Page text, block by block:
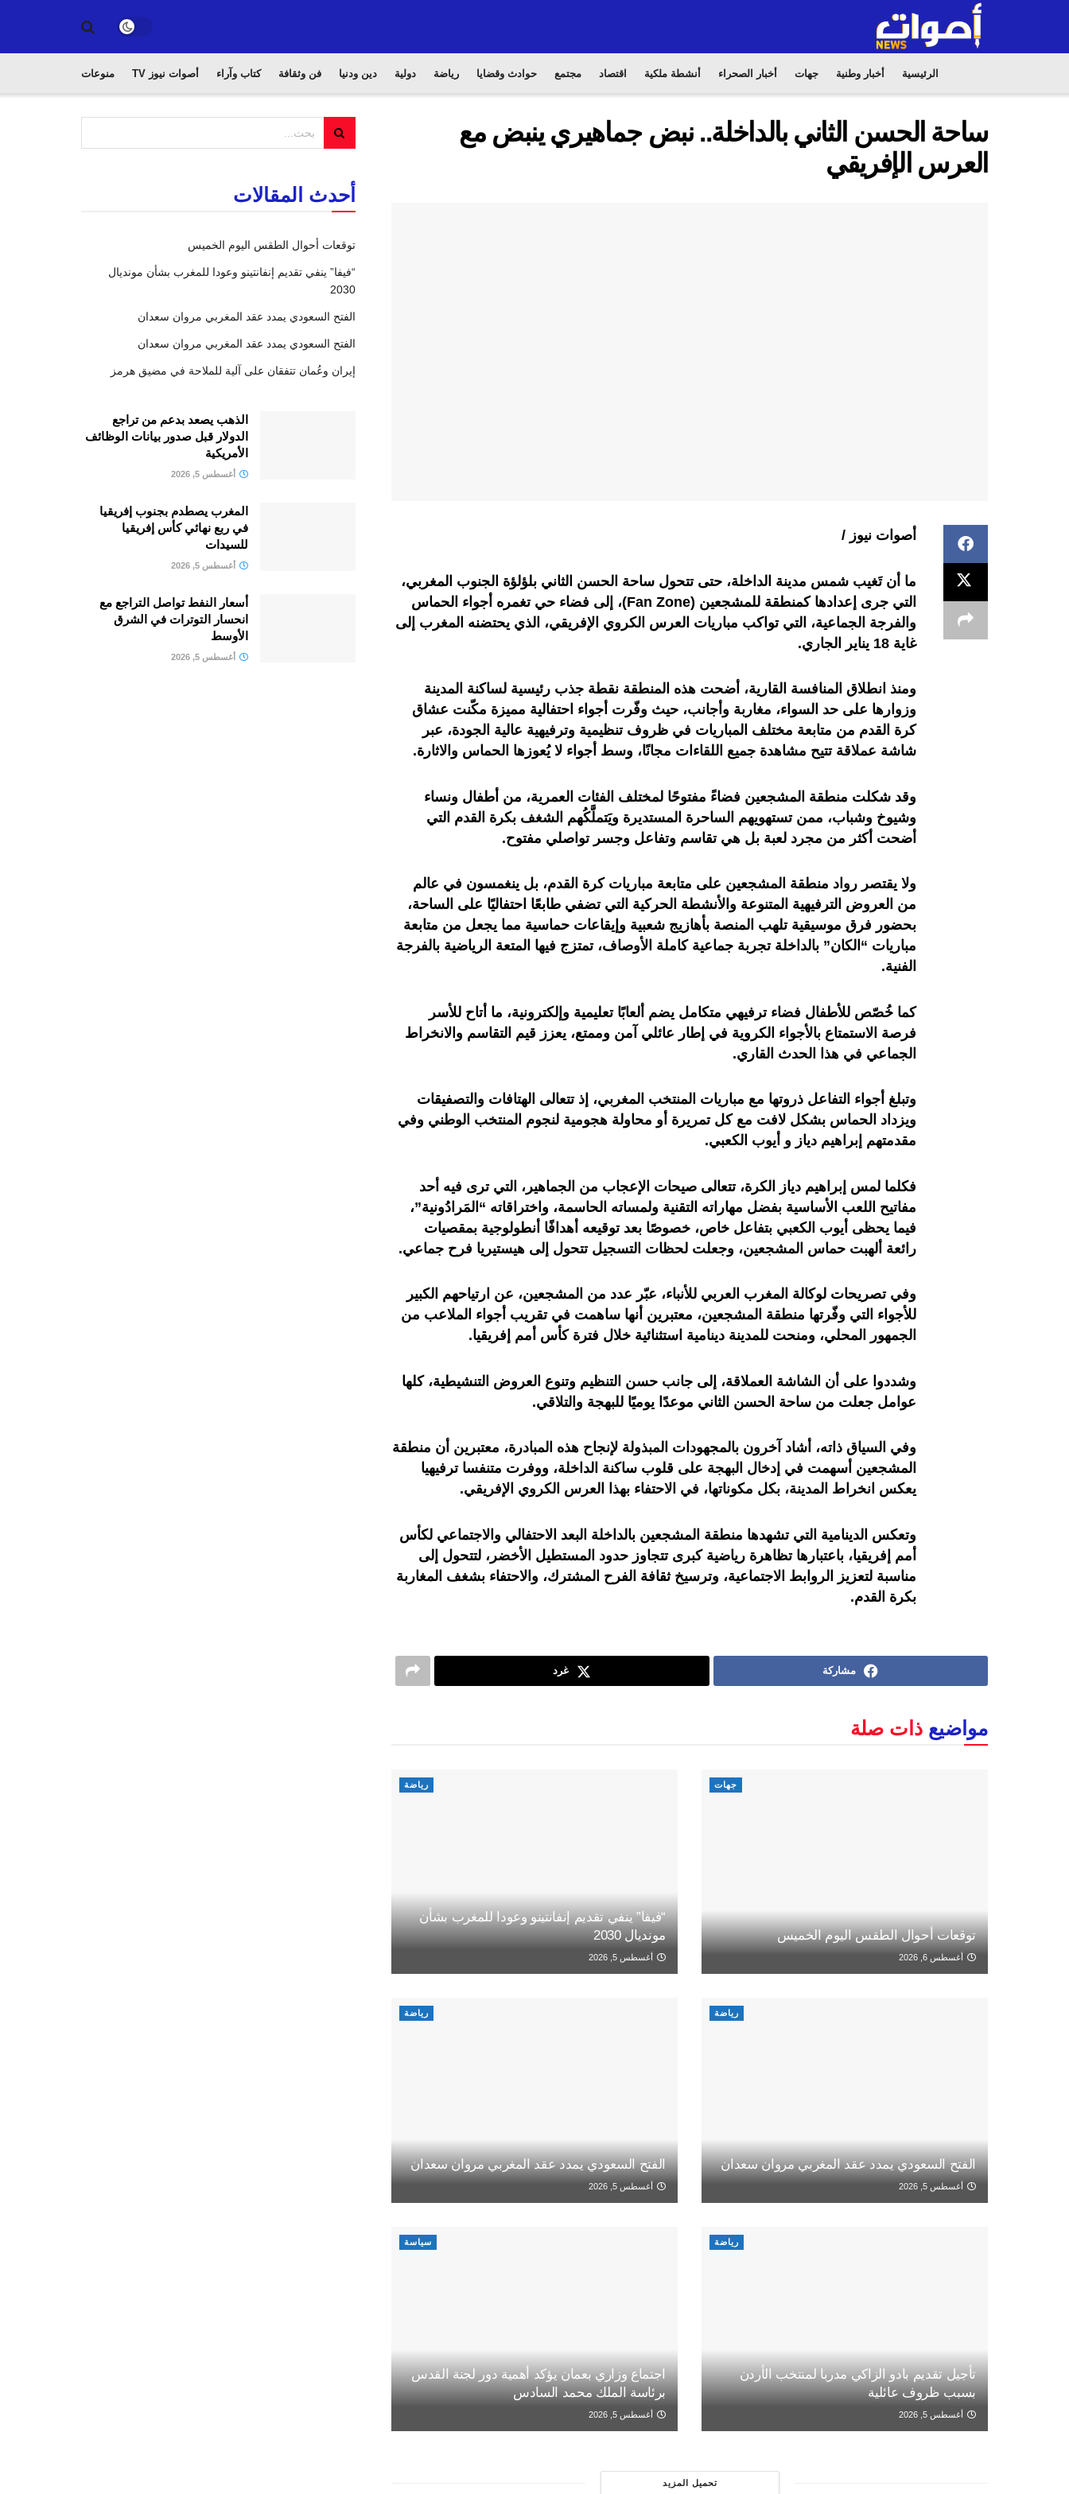
الرئيسية أخبار وطنية جهات أخبار الصحراء أنشطة ملكية اقتصاد مجتمع حوادث وقضايا رياضة دولية دين ودنيا فن وثقافة كتاب وآراء أصوات نيوز TV منوعات
ساحة الحسن الثاني بالداخلة.. نبض جماهيري ينبض مع
العرس الإفريقي
أصوات نيوز /
ما أن تَغيب شمس مدينة الداخلة، حتى تتحول ساحة الحسن الثاني بلؤلؤة الجنوب المغربي،
التي جرى إعدادها كمنطقة للمشجعين (Fan Zone)، إلى فضاء حي تغمره أجواء الحماس
والفرجة الجماعية، التي تواكب مباريات العرس الكروي الإفريقي، الذي يحتضنه المغرب إلى
غاية 18 يناير الجاري.
ومنذ انطلاق المنافسة القارية، أضحت هذه المنطقة نقطة جذب رئيسية لساكنة المدينة
وزوارها على حد السواء، مغاربة وأجانب، حيث وفّرت أجواء احتفالية مميزة مكّنت عشاق
كرة القدم من متابعة مختلف المباريات في ظروف تنظيمية وترفيهية عالية الجودة، عبر
شاشة عملاقة تتيح مشاهدة جميع اللقاءات مجانًا، وسط أجواء لا يُعوزها الحماس والاثارة.
وقد شكلت منطقة المشجعين فضاءً مفتوحًا لمختلف الفئات العمرية، من أطفال ونساء
وشيوخ وشباب، ممن تستهويهم الساحرة المستديرة ويَتملَّكُهم الشغف بكرة القدم التي
أضحت أكثر من مجرد لعبة بل هي تقاسم وتفاعل وجسر تواصلي مفتوح.
ولا يقتصر رواد منطقة المشجعين على متابعة مباريات كرة القدم، بل ينغمسون في عالم
من العروض الترفيهية المتنوعة والأنشطة الحركية التي تضفي طابعًا احتفاليًا على الساحة،
بحضور فرق موسيقية تلهب المنصة بأهازيج شعبية وإيقاعات حماسية مما يجعل من متابعة
مباريات “الكان” بالداخلة تجربة جماعية كاملة الأوصاف، تمتزج فيها المتعة الرياضية بالفرجة
الفنية.
كما خُصّص للأطفال فضاء ترفيهي متكامل يضم ألعابًا تعليمية وإلكترونية، ما أتاح للأسر
فرصة الاستمتاع بالأجواء الكروية في إطار عائلي آمن وممتع، يعزز قيم التقاسم والانخراط
الجماعي في هذا الحدث القاري.
وتبلغ أجواء التفاعل ذروتها مع مباريات المنتخب المغربي، إذ تتعالى الهتافات والتصفيقات
ويزداد الحماس بشكل لافت مع كل تمريرة أو محاولة هجومية لنجوم المنتخب الوطني وفي
مقدمتهم إبراهيم دياز و أيوب الكعبي.
فكلما لمس إبراهيم دياز الكرة، تتعالى صيحات الإعجاب من الجماهير، التي ترى فيه أحد
مفاتيح اللعب الأساسية بفضل مهاراته التقنية ولمساته الحاسمة، واختراقاته “المَرادُونية”،
فيما يحظى أيوب الكعبي بتفاعل خاص، خصوصًا بعد توقيعه أهدافًا أنطولوجية بمقصيات
رائعة ألهبت حماس المشجعين، وجعلت لحظات التسجيل تتحول إلى هيستيريا فرح جماعي.
وفي تصريحات لوكالة المغرب العربي للأنباء، عبّر عدد من المشجعين، عن ارتياحهم الكبير
للأجواء التي وفّرتها منطقة المشجعين، معتبرين أنها ساهمت في تقريب أجواء الملاعب من
الجمهور المحلي، ومنحت للمدينة دينامية استثنائية خلال فترة كأس أمم إفريقيا.
وشددوا على أن الشاشة العملاقة، إلى جانب حسن التنظيم وتنوع العروض التنشيطية، كلها
عوامل جعلت من ساحة الحسن الثاني موعدًا يوميًا للبهجة والتلاقي.
وفي السياق ذاته، أشاد آخرون بالمجهودات المبذولة لإنجاح هذه المبادرة، معتبرين أن منطقة
المشجعين أسهمت في إدخال البهجة على قلوب ساكنة الداخلة، ووفرت متنفسا ترفيهيا
يعكس انخراط المدينة، بكل مكوناتها، في الاحتفاء بهذا العرس الكروي الإفريقي.
وتعكس الدينامية التي تشهدها منطقة المشجعين بالداخلة البعد الاحتفالي والاجتماعي لكأس
أمم إفريقيا، باعتبارها تظاهرة رياضية كبرى تتجاوز حدود المستطيل الأخضر، لتتحول إلى
مناسبة لتعزيز الروابط الاجتماعية، وترسيخ ثقافة الفرح المشترك، والاحتفاء بشغف المغاربة
بكرة القدم.
مشاركة غرد
مواضيع ذات صلة
جهات
توقعات أحوال الطقس اليوم الخميس
أغسطس 6, 2026
رياضة
“فيفا” ينفي تقديم إنفانتينو وعودا للمغرب بشأن
مونديال 2030
أغسطس 5, 2026
رياضة
الفتح السعودي يمدد عقد المغربي مروان سعدان
أغسطس 5, 2026
رياضة
الفتح السعودي يمدد عقد المغربي مروان سعدان
أغسطس 5, 2026
رياضة
تأجيل تقديم بادو الزاكي مدربا لمنتخب الأردن
بسبب ظروف عائلية
أغسطس 5, 2026
سياسة
اجتماع وزاري بعمان يؤكد أهمية دور لجنة القدس
برئاسة الملك محمد السادس
أغسطس 5, 2026
تحميل المزيد
أحدث المقالات
توقعات أحوال الطقس اليوم الخميس
“فيفا” ينفي تقديم إنفانتينو وعودا للمغرب بشأن مونديال
2030
الفتح السعودي يمدد عقد المغربي مروان سعدان
الفتح السعودي يمدد عقد المغربي مروان سعدان
إيران وعُمان تتفقان على آلية للملاحة في مضيق هرمز
الذهب يصعد بدعم من تراجع
الدولار قبل صدور بيانات الوظائف
الأمريكية
أغسطس 5, 2026
المغرب يصطدم بجنوب إفريقيا
في ربع نهائي كأس إفريقيا
للسيدات
أغسطس 5, 2026
أسعار النفط تواصل التراجع مع
انحسار التوترات في الشرق
الأوسط
أغسطس 5, 2026